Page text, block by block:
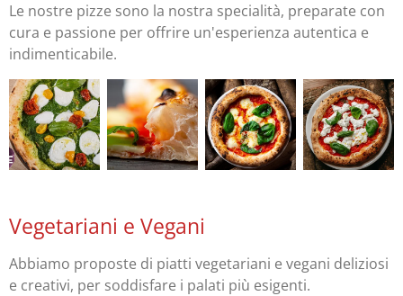
Le nostre pizze sono la nostra specialità, preparate con
cura e passione per offrire un'esperienza autentica e
indimenticabile.
Vegetariani e Vegani
Abbiamo proposte di piatti vegetariani e vegani deliziosi
e creativi, per soddisfare i palati più esigenti.